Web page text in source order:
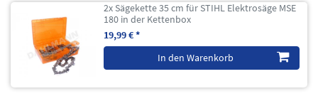
2x Sägekette 35 cm für STIHL Elektrosäge MSE
180 in der Kettenbox
19,99 € *
In den Warenkorb